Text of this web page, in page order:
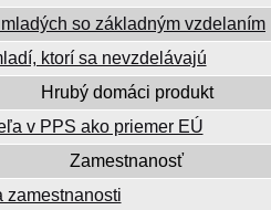
so základným vzdelaním
ktorí sa nevzdelávajú
Hrubý domáci produkt
v PPS ako priemer EÚ
Zamestnanosť
zamestnanosti